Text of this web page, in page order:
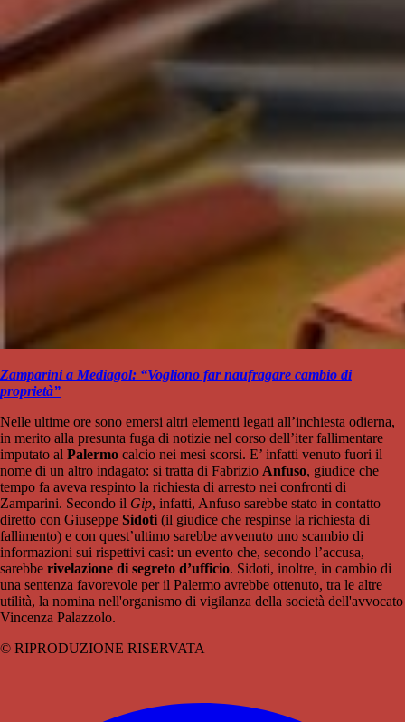
Zamparini a Mediagol: “Vogliono far naufragare cambio di
proprietà”
Nelle ultime ore sono emersi altri elementi legati all’inchiesta odierna,
in merito alla presunta fuga di notizie nel corso dell’iter fallimentare
imputato al Palermo calcio nei mesi scorsi. E’ infatti venuto fuori il
nome di un altro indagato: si tratta di Fabrizio Anfuso, giudice che
tempo fa aveva respinto la richiesta di arresto nei confronti di
Zamparini. Secondo il Gip, infatti, Anfuso sarebbe stato in contatto
diretto con Giuseppe Sidoti (il giudice che respinse la richiesta di
fallimento) e con quest’ultimo sarebbe avvenuto uno scambio di
informazioni sui rispettivi casi: un evento che, secondo l’accusa,
sarebbe rivelazione di segreto d’ufficio. Sidoti, inoltre, in cambio di
una sentenza favorevole per il Palermo avrebbe ottenuto, tra le altre
utilità, la nomina nell'organismo di vigilanza della società dell'avvocato
Vincenza Palazzolo.
© RIPRODUZIONE RISERVATA